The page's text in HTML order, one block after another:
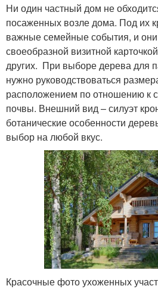
Ни один частный дом не
посаженных возле дома. Под их
важные семейные события, и они
своеобразной визитной
других. При выборе дерева для
нужно руководствоваться
расположением по отношению к
почвы. Внешний вид – силуэт
ботанические особенности
выбор на любой вкус.
Красочные фото ухоженных